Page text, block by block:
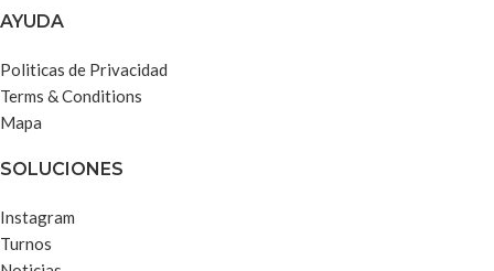
AYUDA
Politicas de Privacidad
Terms & Conditions
Mapa
SOLUCIONES
Instagram
Turnos